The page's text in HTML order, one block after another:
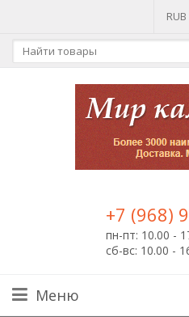
RUB
+7 (968)
пн-пт: 10.00 -
сб-вс: 10.00 -
Меню